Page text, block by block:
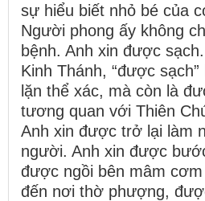
sự hiểu biết nhỏ bé của
Người phong ấy không
bệnh. Anh xin được
Kinh Thánh, “được
lặn thể xác, mà còn là
tương quan với Thiên
Anh xin được trở lại làm
người. Anh xin được
được ngồi bên mâm
đến nơi thờ phượng,